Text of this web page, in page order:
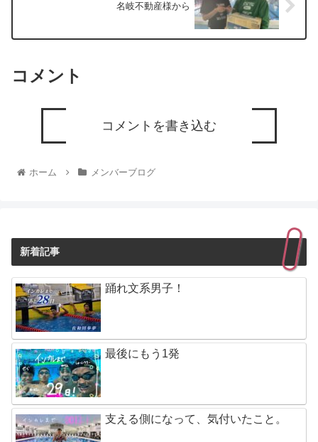
名岐不動産様から
コメント
コメントを書き込む
ホーム メンバーブログ
新着記事
踊れ文系男子！
最後にもう1発
支える側になって、気付いたこと。